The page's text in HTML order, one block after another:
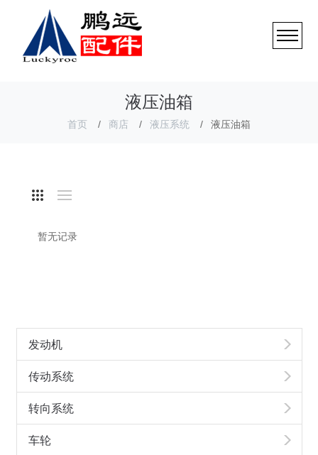
液压油箱
首页 商店 液压系统 液压油箱
发动机
传动系统
转向系统
车轮
暂无记录